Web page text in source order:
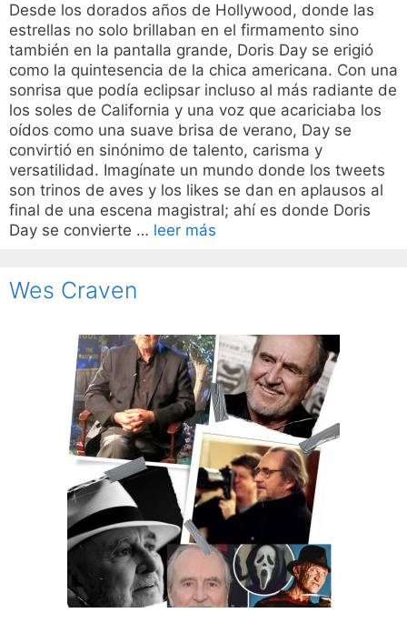
Desde los dorados años de Hollywood, donde las
estrellas no solo brillaban en el firmamento sino
también en la pantalla grande, Doris Day se erigió
como la quintesencia de la chica americana. Con una
sonrisa que podía eclipsar incluso al más radiante de
los soles de California y una voz que acariciaba los
oídos como una suave brisa de verano, Day se
convirtió en sinónimo de talento, carisma y
versatilidad. Imagínate un mundo donde los tweets
son trinos de aves y los likes se dan en aplausos al
final de una escena magistral; ahí es donde Doris
Day se convierte … leer más
Wes Craven